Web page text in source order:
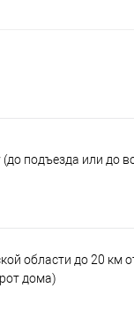
(до подъезда или до
области до 20 км
дома)